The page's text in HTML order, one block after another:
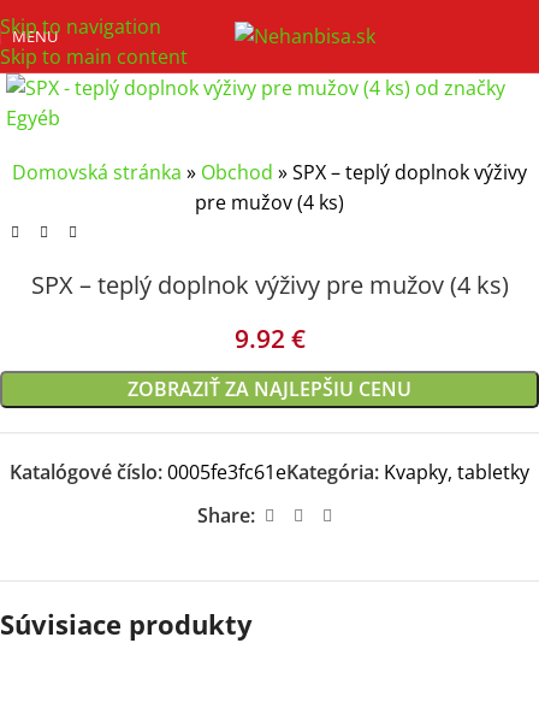
Skip to navigation
Skip to main content
MENU
Domovská stránka » Obchod »SPX – teplý doplnok výživy
pre mužov (4 ks)
SPX – teplý doplnok výživy pre mužov (4 ks)
9.92€
ZOBRAZIŤ ZA NAJLEPŠIU CENU
Katalógové číslo:0005fe3fc61eKategória: Kvapky, tabletky
Share:
Súvisiace produkty